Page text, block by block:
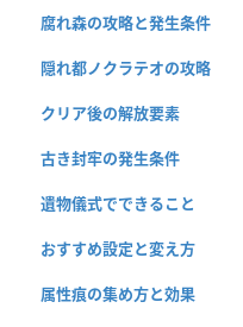
腐れ森の攻略と発生条件
隠れ都ノクラテオの攻略
クリア後の解放要素
古き封牢の発生条件
遺物儀式でできること
おすすめ設定と変え方
属性痕の集め方と効果